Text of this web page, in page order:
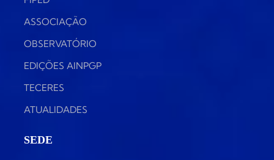
ASSOCIAÇÃO
OBSERVATÓRIO
EDIÇÕES AINPGP
TECERES
ATUALIDADES
SEDE